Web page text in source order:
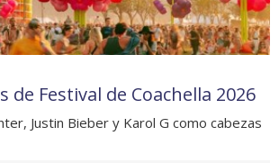
de Festival de Coachella 2026
Justin Bieber y Karol G como cabezas